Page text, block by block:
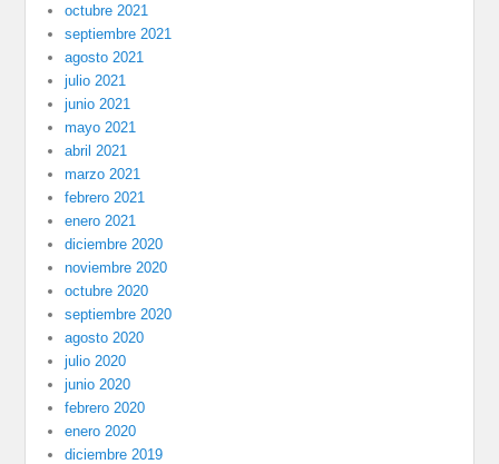
octubre 2021
septiembre 2021
agosto 2021
julio 2021
junio 2021
mayo 2021
abril 2021
marzo 2021
febrero 2021
enero 2021
diciembre 2020
noviembre 2020
octubre 2020
septiembre 2020
agosto 2020
julio 2020
junio 2020
febrero 2020
enero 2020
diciembre 2019